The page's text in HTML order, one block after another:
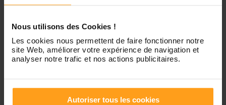
Nous utilisons des Cookies !
Les cookies nous permettent de faire fonctionner notre
site Web, améliorer votre expérience de navigation et
analyser notre trafic et nos actions publicitaires.
Autoriser tous les cookies